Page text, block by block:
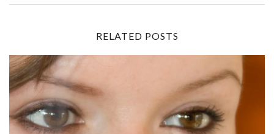
RELATED POSTS